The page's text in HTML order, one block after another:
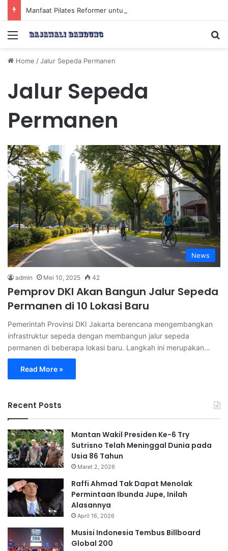
Menu
Home /Jalur Sepeda Permanen
Jalur Sepeda
Permanen
News
admin Mei 10, 2025 42
Pemprov DKI Akan Bangun Jalur Sepeda
Permanen di 10 Lokasi Baru
Pemerintah Provinsi DKI Jakarta berencana mengembangkan
infrastruktur sepeda dengan membangun jalur sepeda
permanen di beberapa lokasi baru. Langkah ini merupakan…
Read More »
Recent Posts
Mantan Wakil Presiden Ke-6 Try
Sutrisno Telah Meninggal Dunia pada
Usia 86 Tahun
Maret 2, 2026
Raffi Ahmad Tak Dapat Menolak
Permintaan Ibunda Jupe, Inilah
Alasannya
April 16, 2026
Musisi Indonesia Tembus Billboard
Global 200